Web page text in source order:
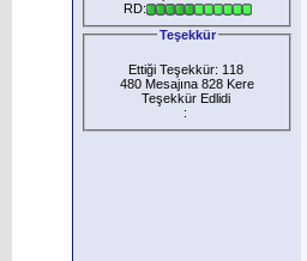
RD:
Teşekkür
Ettiği Teşekkür: 118
480 Mesajına 828 Kere
Teşekkür Edlidi
: